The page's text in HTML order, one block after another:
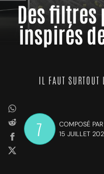
Des filtres
inspirés
IL FAUT SURTOUT
7 COMPOSÉ PAR
15 JUILLET